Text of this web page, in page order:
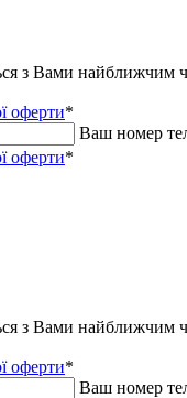
з Вами найближчим
оферти*
Ваш номер
оферти*
з Вами найближчим
оферти*
Ваш номер